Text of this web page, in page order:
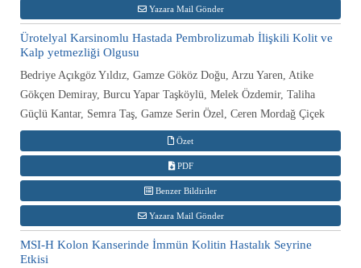
Yazara Mail Gönder
Ürotelyal Karsinomlu Hastada Pembrolizumab İlişkili Kolit ve
Kalp yetmezliği Olgusu
Bedriye Açıkgöz Yıldız, Gamze Gököz Doğu, Arzu Yaren, Atike
Gökçen Demiray, Burcu Yapar Taşköylü, Melek Özdemir, Taliha
Güçlü Kantar, Semra Taş, Gamze Serin Özel, Ceren Mordağ Çiçek
Özet
PDF
Benzer Bildiriler
Yazara Mail Gönder
MSI-H Kolon Kanserinde İmmün Kolitin Hastalık Seyrine
Etkisi